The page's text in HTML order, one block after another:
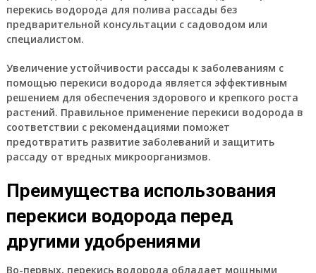
перекись водорода для полива рассады без
предварительной консультации с садоводом или
специалистом.
Увеличение устойчивости рассады к заболеваниям с
помощью перекиси водорода является эффективным
решением для обеспечения здорового и крепкого роста
растений. Правильное применение перекиси водорода в
соответствии с рекомендациями поможет
предотвратить развитие заболеваний и защитить
рассаду от вредных микроорганизмов.
Преимущества использования
перекиси водорода перед
другими удобрениями
Во-первых, перекись водорода обладает мощными